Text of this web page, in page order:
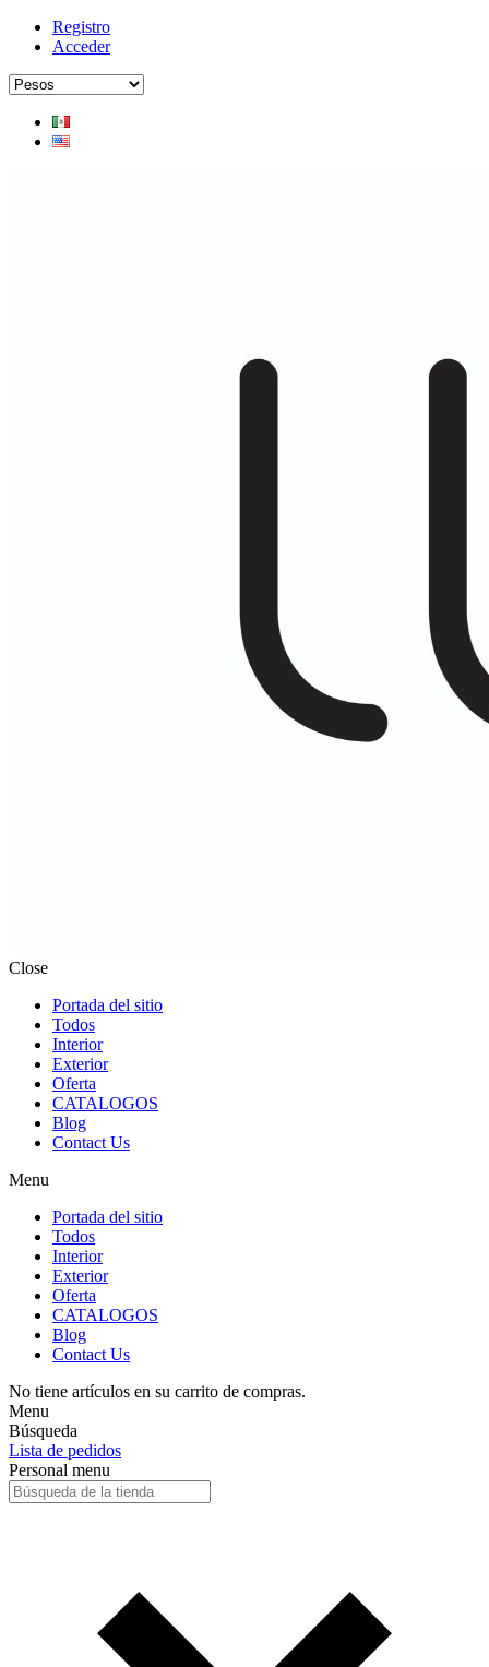
Registro
Acceder
Close
Portada del sitio
Todos
Interior
Exterior
Oferta
CATALOGOS
Blog
Contact Us
Menu
Portada del sitio
Todos
Interior
Exterior
Oferta
CATALOGOS
Blog
Contact Us
No tiene artículos en su carrito de compras.
Menu
Búsqueda
Lista de pedidos
Personal menu